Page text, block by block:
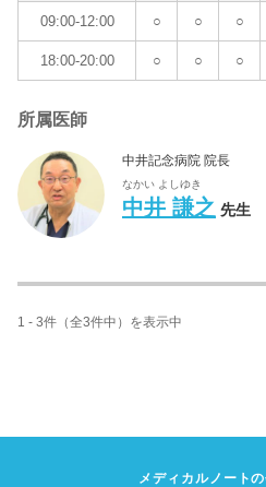
09:00-12:00 ○ ○ ○
18:00-20:00 ○ ○ ○
所属医師
中井記念病院 院長
なかい よしゆき
中井 謙之 先生
1 - 3件（全3件中）を表示中
メディカルノート